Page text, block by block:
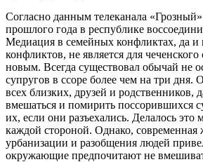
Согласно данным телеканала
прошлого года в республике
Медиация в семейных конфликтах, да и
конфликтов, не является для
новым. Всегда существовал обычай не
супругов в ссоре более чем на три дня.
всех близких, друзей и родственников,
вмешаться и помирить поссорившихся
их, если они разъехались. Делалось это
каждой стороной. Однако, современная
урбанизации и разобщения людей
окружающие предпочитают не